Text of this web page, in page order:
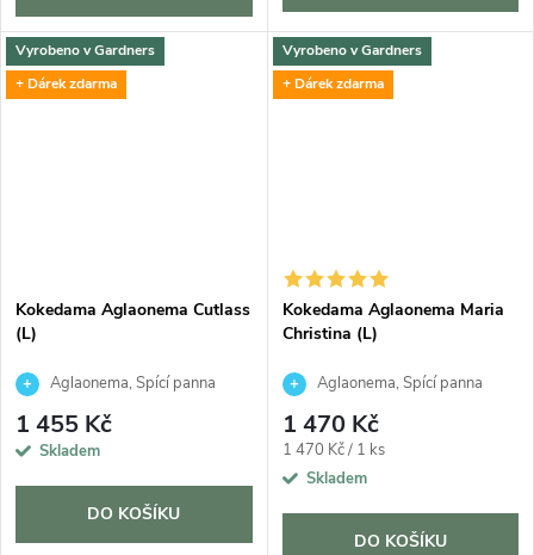
Vyrobeno v Gardners
+ Dárek zdarma
Kokedama Aglaonema Cutlass
(L)
Aglaonema, Spící panna
1 455 Kč
Skladem
DO KOŠÍKU
Vyrobeno v Gardners
+ Dárek zdarma
Kokedama Aglaonema Maria
Christina (L)
Aglaonema, Spící panna
1 470 Kč
Měrná
cena:
1 470 Kč / 1 ks
Skladem
DO KOŠÍKU